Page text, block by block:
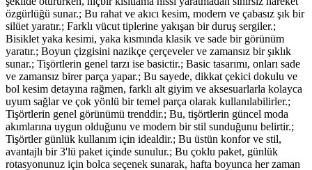
özgürlüğü sunar.; Bu rahat ve akıcı kesim, modern ve çabasız şık bir
silüet yaratır.; Farklı vücut tiplerine yakışan bir duruş sergiler.;
Bisiklet yaka kesimi, yaka kısmında klasik ve sade bir görünüm
yaratır.; Boyun çizgisini nazikçe çerçeveler ve zamansız bir şıklık
sunar.; Tişörtlerin genel tarzı ise basictir.; Basic tasarımı, onları sade
ve zamansız birer parça yapar.; Bu sayede, dikkat çekici dokulu ve
bol kesim detayına rağmen, farklı alt giyim ve aksesuarlarla kolayca
uyum sağlar ve çok yönlü bir temel parça olarak kullanılabilirler.;
Tişörtlerin genel görünümü trenddir.; Bu, tişörtlerin güncel moda
akımlarına uygun olduğunu ve modern bir stil sunduğunu belirtir.;
Tişörtler günlük kullanım için idealdir.; Bu üstün konfor ve stil,
avantajlı bir 3'lü paket içinde sunulur.; Bu çoklu paket, günlük
rotasyonunuz için bolca seçenek sunarak, hafta boyunca her zaman